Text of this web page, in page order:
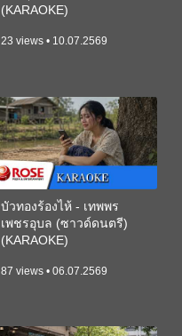
(KARAOKE)
23 views • 10.07.2569
บัวทองร้องไห้ - เทพพร
เพชรอุบล (ซาวด์ดนตรี)
(KARAOKE)
87 views • 06.07.2569